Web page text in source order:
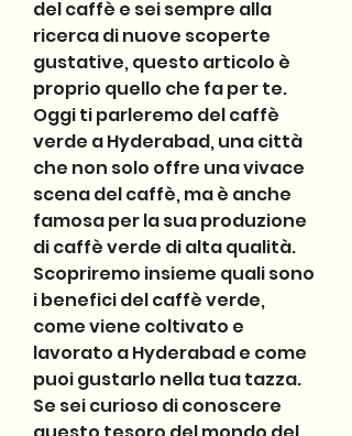
del caffè e sei sempre alla
ricerca di nuove scoperte
gustative, questo articolo è
proprio quello che fa per te.
Oggi ti parleremo del caffè
verde a Hyderabad, una città
che non solo offre una vivace
scena del caffè, ma è anche
famosa per la sua produzione
di caffè verde di alta qualità.
Scopriremo insieme quali sono
i benefici del caffè verde,
come viene coltivato e
lavorato a Hyderabad e come
puoi gustarlo nella tua tazza.
Se sei curioso di conoscere